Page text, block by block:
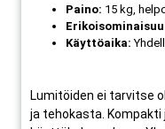
Paino: 15 kg,
Käyttöaika:
Lumitöiden ei tarvitse
ja tehokasta.